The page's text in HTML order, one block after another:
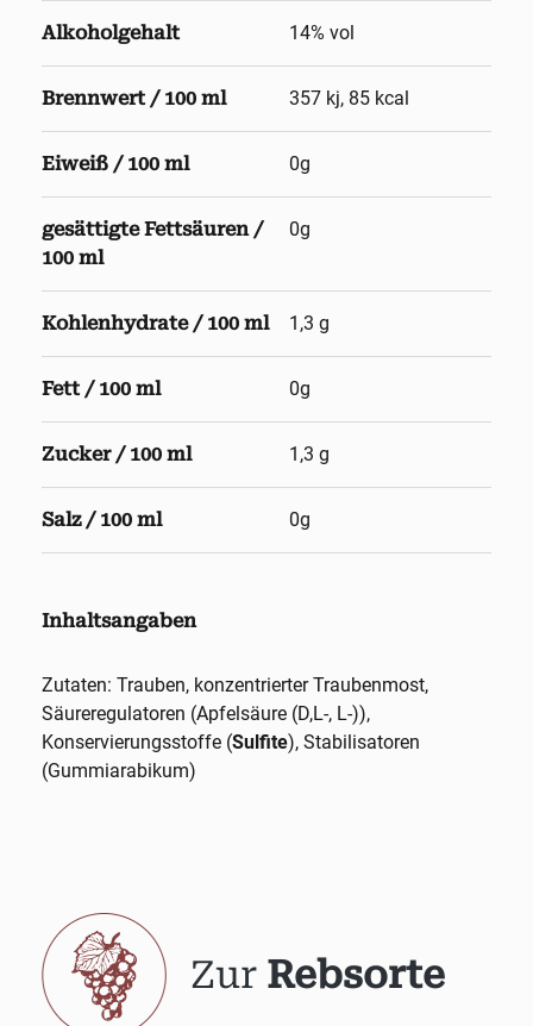
Alkoholgehalt 14% vol
Brennwert / 100 ml 357 kj, 85 kcal
Eiweiß / 100 ml 0g
gesättigte Fettsäuren /
100 ml
0g
Kohlenhydrate / 100 ml 1,3 g
Fett / 100 ml 0g
Zucker / 100 ml 1,3 g
Salz / 100 ml 0g
Inhaltsangaben
Zutaten: Trauben, konzentrierter Traubenmost,
Säureregulatoren (Apfelsäure (D,L-, L-)),
Konservierungsstoffe (Sulfite), Stabilisatoren
(Gummiarabikum)
Zur Rebsorte